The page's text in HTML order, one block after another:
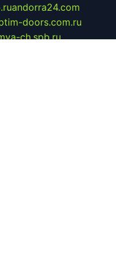
andorra24.com
doors.com.ru
ch.spb.ru